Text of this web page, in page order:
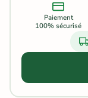
Paiement
100% sécurisé